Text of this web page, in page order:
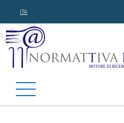
ITA
Normattiva